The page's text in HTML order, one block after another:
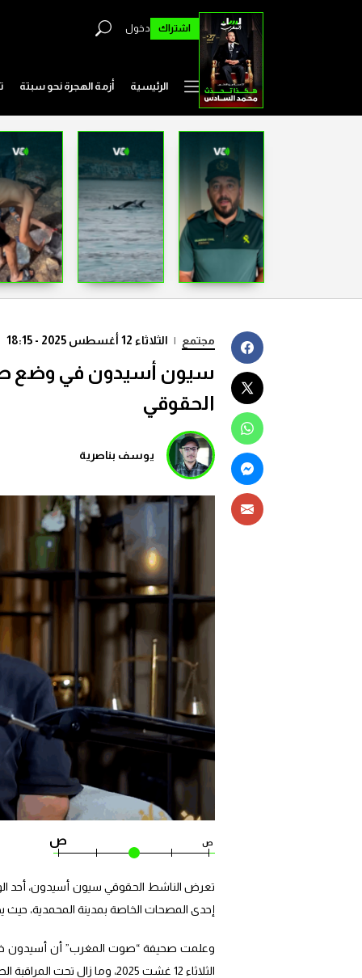
اشتراك دخول
الرئيسية أزمة الهجرة نحو سبتة
مجتمع | الثلاثاء 12 أغسطس 2025 - 18:15
سيون أسيدون في وضع
الحقوقي
يوسف بناصرية
ص ص
إحدى المصحات الخاصة بمدينة المحمدية، حيث
وعلمت صحيفة “صوت المغرب” أن أسيدون
الثلاثاء 12 غشت 2025، وما زال تحت المراقبة الطبية المكثفة، إذ إن حالته الصحية مقلقة.